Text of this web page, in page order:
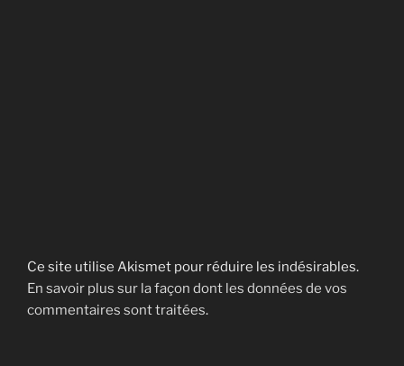
Ce site utilise Akismet pour réduire les indésirables.
En savoir plus sur la façon dont les données de vos
commentaires sont traitées.